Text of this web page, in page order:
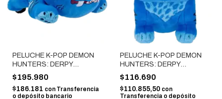
PELUCHE K-POP DEMON
HUNTERS: DERPY
DURMIENDO
$195.980
$186.181 con Transferencia
o depósito bancario
PELUCHE K-POP DEMON
HUNTERS: DERPY
SENTADO
$116.690
$110.855,50 con
Transferencia o depósito